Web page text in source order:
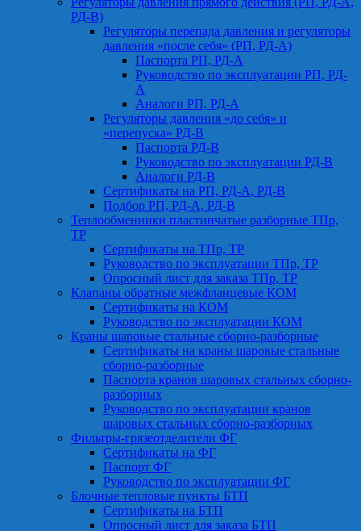
РД-В)
Регуляторы перепада давления и регуляторы
давления «после себя» (РП, РД-А)
Паспорта РП, РД-А
Руководство по эксплуатации РП, РД-
А
Аналоги РП, РД-А
Регуляторы давления «до себя» и
«перепуска» РД-В
Паспорта РД-В
Руководство по эксплуатации РД-В
Аналоги РД-В
Сертификаты на РП, РД-А, РД-В
Подбор РП, РД-А, РД-В
Теплообменники пластинчатые разборные ТПр,
ТР
Сертификаты на ТПр, ТР
Руководство по эксплуатации ТПр, ТР
Опросный лист для заказа ТПр, ТР
Клапаны обратные межфланцевые КОМ
Сертификаты на КОМ
Руководство по эксплуатации КОМ
Краны шаровые стальные сборно-разборные
Сертификаты на краны шаровые стальные
сборно-разборные
Паспорта кранов шаровых стальных сборно-
разборных
Руководство по эксплуатации кранов
шаровых стальных сборно-разборных
Фильтры-грязеотделители ФГ
Сертификаты на ФГ
Паспорт ФГ
Руководство по эксплуатации ФГ
Блочные тепловые пункты БТП
Сертификаты на БТП
Опросный лист для заказа БТП